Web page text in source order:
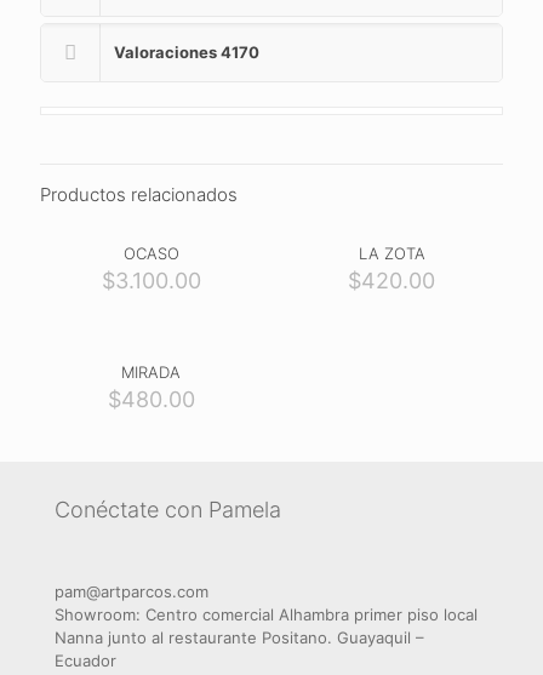
Valoraciones4170
Productos relacionados
OCASO
$3.100.00
LA ZOTA
$420.00
MIRADA
$480.00
Conéctate con Pamela
pam@artparcos.com
Showroom: Centro comercial Alhambra primer piso local
Nanna junto al restaurante Positano. Guayaquil –
Ecuador